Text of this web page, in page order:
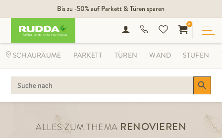
Bis zu -50% auf Parkett & Türen sparen
SEARCH
FOR:
Search Button
0
SCHAURÄUME PARKETT TÜREN WAND STUFEN
ALLES ZUM THEMA RENOVIEREN